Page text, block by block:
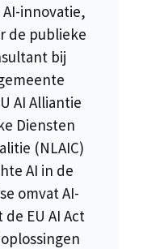
innovatie,
de publieke
bij
AI Alliantie
Diensten
(NLAIC)
AI in de
omvat AI-
EU AI Act